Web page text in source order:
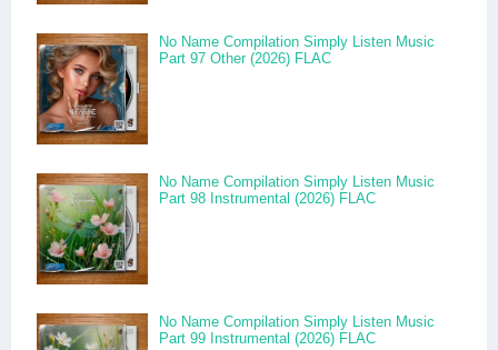
No Name Compilation Simply Listen Music
Part 97 Other (2026) FLAC
No Name Compilation Simply Listen Music
Part 98 Instrumental (2026) FLAC
No Name Compilation Simply Listen Music
Part 99 Instrumental (2026) FLAC